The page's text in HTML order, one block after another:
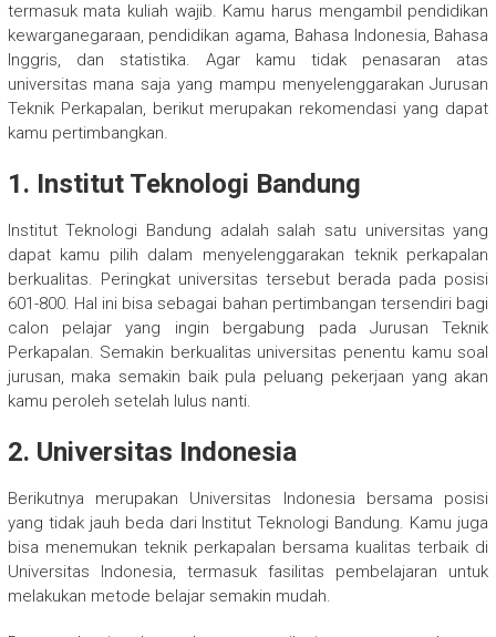
termasuk mata kuliah wajib. Kamu harus mengambil pendidikan
kewarganegaraan, pendidikan agama, Bahasa Indonesia, Bahasa
Inggris, dan statistika. Agar kamu tidak penasaran atas
universitas mana saja yang mampu menyelenggarakan Jurusan
Teknik Perkapalan, berikut merupakan rekomendasi yang dapat
kamu pertimbangkan.
1. Institut Teknologi Bandung
Institut Teknologi Bandung adalah salah satu universitas yang
dapat kamu pilih dalam menyelenggarakan teknik perkapalan
berkualitas. Peringkat universitas tersebut berada pada posisi
601-800. Hal ini bisa sebagai bahan pertimbangan tersendiri bagi
calon pelajar yang ingin bergabung pada Jurusan Teknik
Perkapalan. Semakin berkualitas universitas penentu kamu soal
jurusan, maka semakin baik pula peluang pekerjaan yang akan
kamu peroleh setelah lulus nanti.
2. Universitas Indonesia
Berikutnya merupakan Universitas Indonesia bersama posisi
yang tidak jauh beda dari Institut Teknologi Bandung. Kamu juga
bisa menemukan teknik perkapalan bersama kualitas terbaik di
Universitas Indonesia, termasuk fasilitas pembelajaran untuk
melakukan metode belajar semakin mudah.